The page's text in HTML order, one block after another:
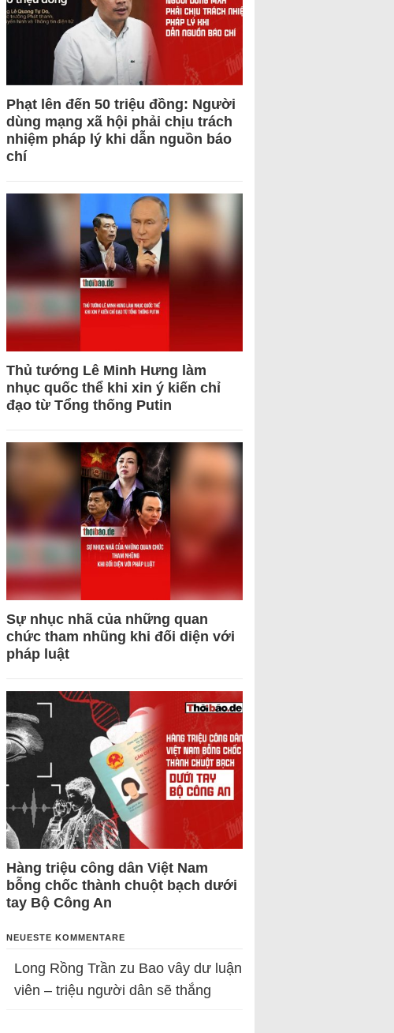
Phạt lên đến 50 triệu đồng: Người
dùng mạng xã hội phải chịu trách
nhiệm pháp lý khi dẫn nguồn báo
chí
Thủ tướng Lê Minh Hưng làm
nhục quốc thể khi xin ý kiến chỉ
đạo từ Tổng thống Putin
Sự nhục nhã của những quan
chức tham nhũng khi đối diện với
pháp luật
Hàng triệu công dân Việt Nam
bỗng chốc thành chuột bạch dưới
tay Bộ Công An
NEUESTE KOMMENTARE
Long Rồng Trần zu Bao vây dư luận
viên – triệu người dân sẽ thắng